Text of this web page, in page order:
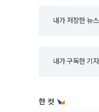
내가 저장한 뉴
내가 구독한 기
한 컷